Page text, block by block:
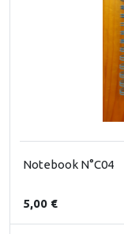
Notebook N°C04
5,00 €